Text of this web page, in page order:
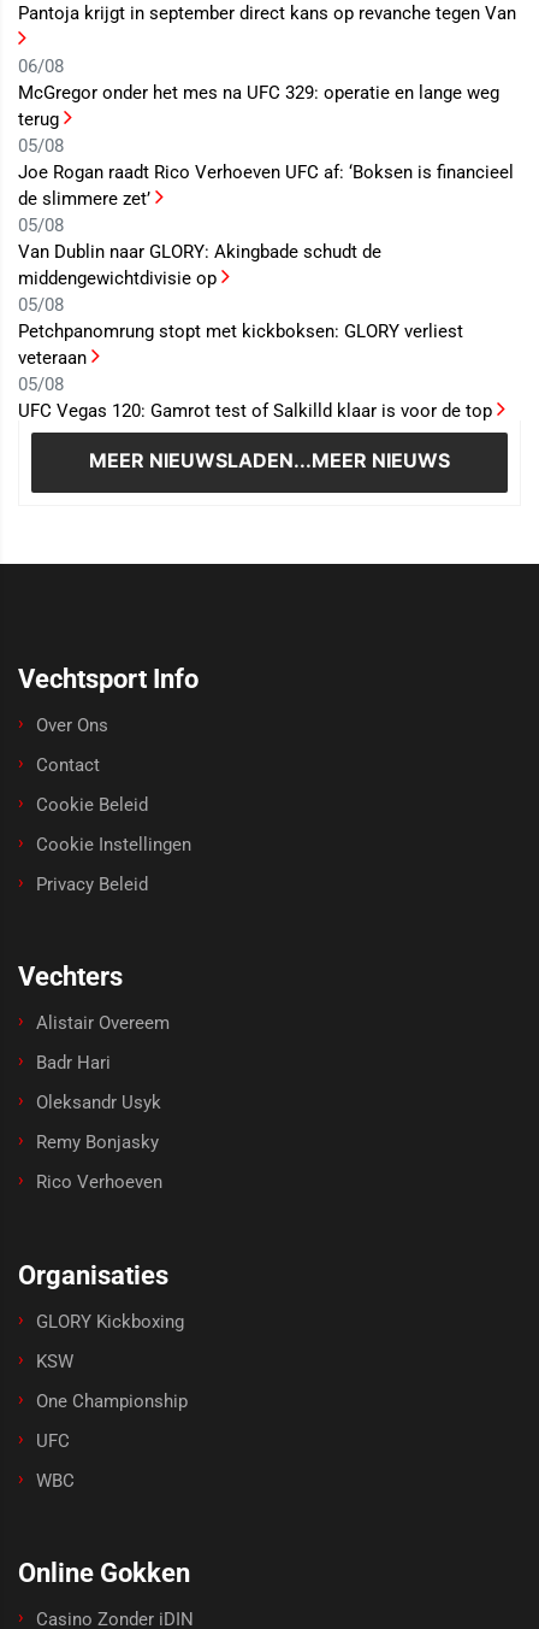
Pantoja krijgt in september direct kans op revanche tegen Van
06/08
McGregor onder het mes na UFC 329: operatie en lange weg
terug
05/08
Joe Rogan raadt Rico Verhoeven UFC af: ‘Boksen is financieel
de slimmere zet’
05/08
Van Dublin naar GLORY: Akingbade schudt de
middengewichtdivisie op
05/08
Petchpanomrung stopt met kickboksen: GLORY verliest
veteraan
05/08
UFC Vegas 120: Gamrot test of Salkilld klaar is voor de top
MEER NIEUWSLADEN...MEER NIEUWS
Vechtsport Info
Over Ons
Contact
Cookie Beleid
Cookie Instellingen
Privacy Beleid
Vechters
Alistair Overeem
Badr Hari
Oleksandr Usyk
Remy Bonjasky
Rico Verhoeven
Organisaties
GLORY Kickboxing
KSW
One Championship
UFC
WBC
Online Gokken
Casino Zonder iDIN